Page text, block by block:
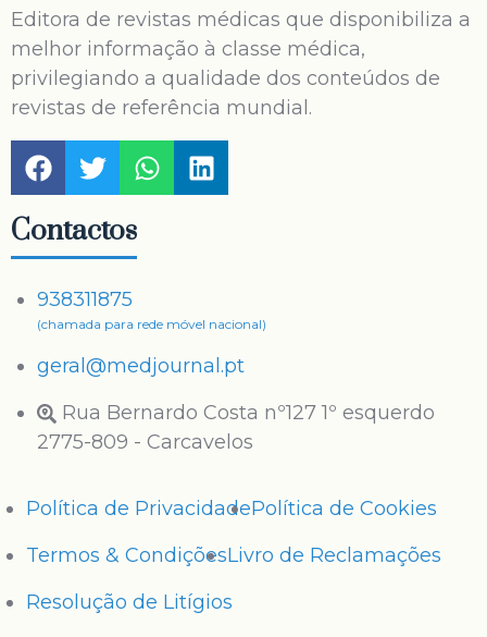
Editora de revistas médicas que disponibiliza a
melhor informação à classe médica,
privilegiando a qualidade dos conteúdos de
revistas de referência mundial.
Contactos
938311875
(chamada para rede móvel nacional)
geral@medjournal.pt
Rua Bernardo Costa nº127 1º esquerdo
2775-809 - Carcavelos
Política de PrivacidadePolítica de Cookies
Termos & CondiçõesLivro de Reclamações
Resolução de Litígios